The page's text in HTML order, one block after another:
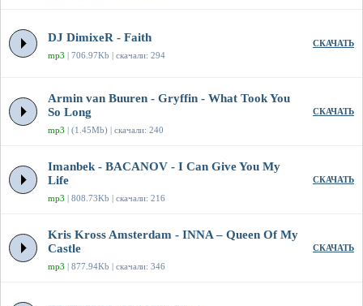
DJ DimixeR - Faith
mp3 | 706.97Kb | скачали: 294
СКАЧАТЬ
Armin van Buuren - Gryffin - What Took You
So Long
mp3 | (1.45Mb) | скачали: 240
СКАЧАТЬ
Imanbek - BACANOV - I Can Give You My
Life
mp3 | 808.73Kb | скачали: 216
СКАЧАТЬ
Kris Kross Amsterdam - INNA – Queen Of My
Castle
mp3 | 877.94Kb | скачали: 346
СКАЧАТЬ